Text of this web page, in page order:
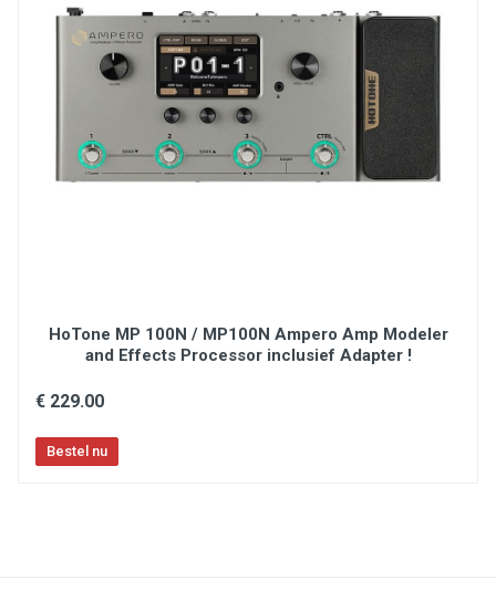
Adjustable Tempo With Audiolastic Time
Stretching & Quick Selection Of Alternate Time
Interpretation
Independently Adjustable Level Controls For
Bass, Drums, & Loops
Built-In Guitar Effects Designed For Each Genre
Amp & Mixer Outputs
Optional DigiTech FS3X Footswitch
Dual Soft Touch Vacuum Switches
Rugged Design
HoTone MP 100N / MP100N Ampero Amp Modeler
and Effects Processor inclusief Adapter !
€ 229.00